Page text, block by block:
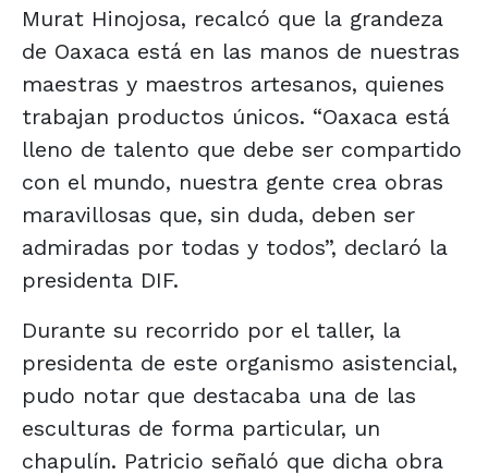
Murat Hinojosa, recalcó que la grandeza
de Oaxaca está en las manos de nuestras
maestras y maestros artesanos, quienes
trabajan productos únicos. “Oaxaca está
lleno de talento que debe ser compartido
con el mundo, nuestra gente crea obras
maravillosas que, sin duda, deben ser
admiradas por todas y todos”, declaró la
presidenta DIF.
Durante su recorrido por el taller, la
presidenta de este organismo asistencial,
pudo notar que destacaba una de las
esculturas de forma particular, un
chapulín. Patricio señaló que dicha obra